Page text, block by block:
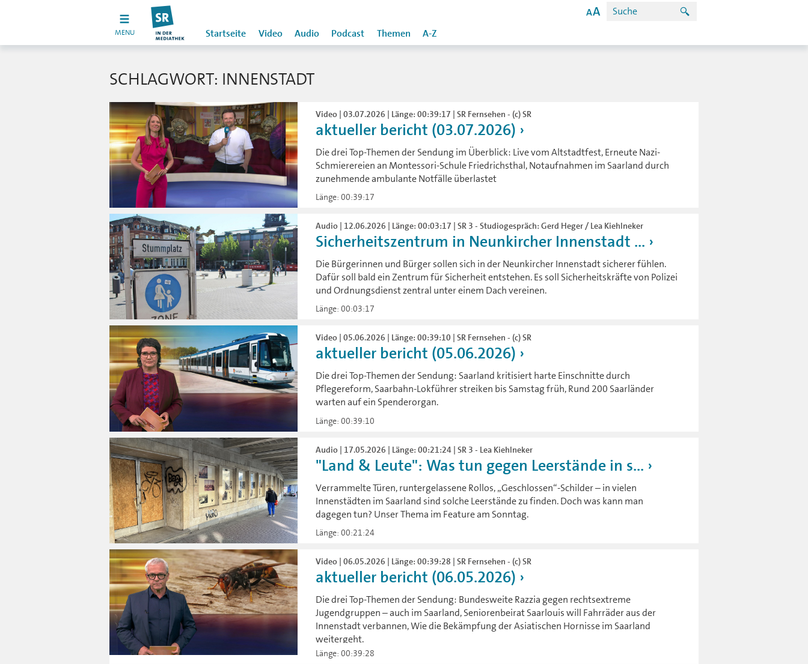
MENU Startseite Video Audio Podcast Themen A-Z
SCHLAGWORT: INNENSTADT
Video | 03.07.2026 | Länge: 00:39:17 | SR Fernsehen - (c) SR
aktueller bericht (03.07.2026)
Die drei Top-Themen der Sendung im Überblick: Live vom Altstadtfest, Erneute Nazi-
Schmierereien an Montessori-Schule Friedrichsthal, Notaufnahmen im Saarland durch
zunehmende ambulante Notfälle überlastet
Länge: 00:39:17
Audio | 12.06.2026 | Länge: 00:03:17 | SR 3 - Studiogespräch: Gerd Heger / Lea Kiehlneker
Sicherheitszentrum in Neunkircher Innenstadt ...
Die Bürgerinnen und Bürger sollen sich in der Neunkircher Innenstadt sicherer fühlen.
Dafür soll bald ein Zentrum für Sicherheit entstehen. Es soll Sicherheitskräfte von Polizei
und Ordnungsdienst zentral unter einem Dach vereinen.
Länge: 00:03:17
Video | 05.06.2026 | Länge: 00:39:10 | SR Fernsehen - (c) SR
aktueller bericht (05.06.2026)
Die drei Top-Themen der Sendung: Saarland kritisiert harte Einschnitte durch
Pflegereform, Saarbahn-Lokführer streiken bis Samstag früh, Rund 200 Saarländer
warten auf ein Spenderorgan.
Länge: 00:39:10
Audio | 17.05.2026 | Länge: 00:21:24 | SR 3 - Lea Kiehlneker
"Land & Leute": Was tun gegen Leerstände in s...
Verrammelte Türen, runtergelassene Rollos, „Geschlossen“-Schilder – in vielen
Innenstädten im Saarland sind solche Leerstände zu finden. Doch was kann man
dagegen tun? Unser Thema im Feature am Sonntag.
Länge: 00:21:24
Video | 06.05.2026 | Länge: 00:39:28 | SR Fernsehen - (c) SR
aktueller bericht (06.05.2026)
Die drei Top-Themen der Sendung: Bundesweite Razzia gegen rechtsextreme
Jugendgruppen – auch im Saarland, Seniorenbeirat Saarlouis will Fahrräder aus der
Innenstadt verbannen, Wie die Bekämpfung der Asiatischen Hornisse im Saarland
weitergeht.
Länge: 00:39:28